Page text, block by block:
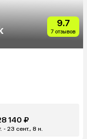
9.7
7 отзывов
140 ₽
- 23 сент., 8 н.